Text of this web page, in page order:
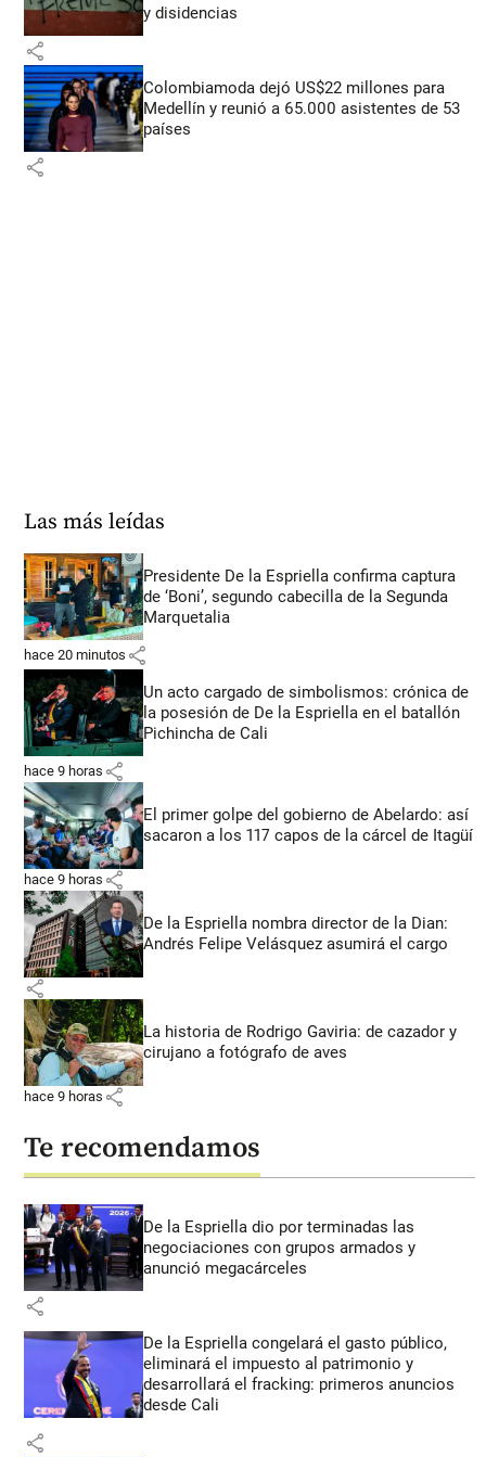
y disidencias
share
Colombiamoda dejó US$22 millones para
Medellín y reunió a 65.000 asistentes de 53
países
share
Las más leídas
Presidente De la Espriella confirma captura
de ‘Boni’, segundo cabecilla de la Segunda
Marquetalia
hace 20 minutos share
Un acto cargado de simbolismos: crónica de
la posesión de De la Espriella en el batallón
Pichincha de Cali
hace 9 horas share
El primer golpe del gobierno de Abelardo: así
sacaron a los 117 capos de la cárcel de Itagüí
hace 9 horas share
De la Espriella nombra director de la Dian:
Andrés Felipe Velásquez asumirá el cargo
share
La historia de Rodrigo Gaviria: de cazador y
cirujano a fotógrafo de aves
hace 9 horas share
Te recomendamos
De la Espriella dio por terminadas las
negociaciones con grupos armados y
anunció megacárceles
share
De la Espriella congelará el gasto público,
eliminará el impuesto al patrimonio y
desarrollará el fracking: primeros anuncios
desde Cali
share